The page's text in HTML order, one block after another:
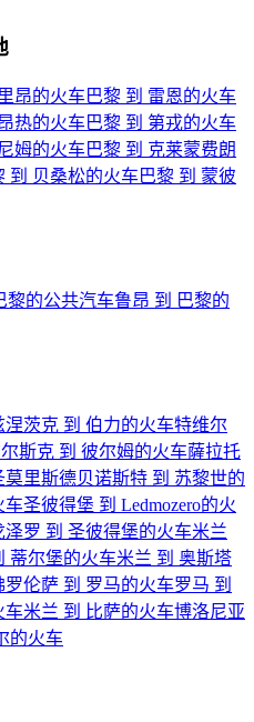
昂的火车 巴黎 到 雷恩的火车
热的火车 巴黎 到 第戎的火车
姆的火车 巴黎 到 克莱蒙费朗
到 贝桑松的火车 巴黎 到 蒙彼
黎的公共汽车鲁昂 到 巴黎的
涅茨克 到 伯力的火车特维尔
斯克 到 彼尔姆的火车薩拉托
莫里斯德贝诺斯特 到 苏黎世的
车圣彼得堡 到 Ledmozero的火
泽罗 到 圣彼得堡的火车米兰
蒂尔堡的火车米兰 到 奥斯塔
罗伦萨 到 罗马的火车罗马 到
车米兰 到 比萨的火车博洛尼亚
的火车